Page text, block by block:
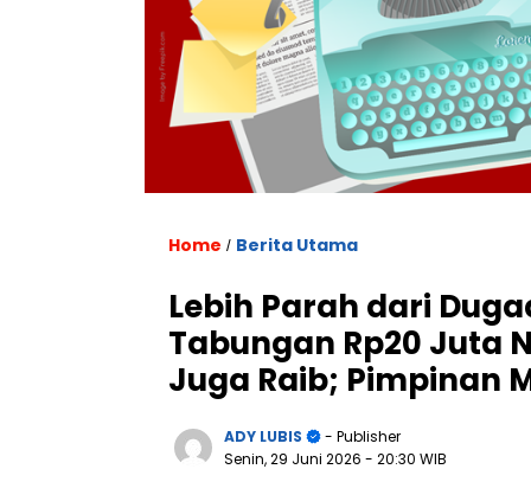
Home / Berita Utama
Lebih Parah dari
Tabungan Rp20 Juta
Juga Raib; Pimpinan
ADY LUBIS
- Publisher
Senin, 29 Juni 2026 - 20:30 WIB